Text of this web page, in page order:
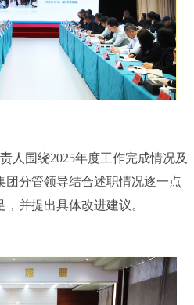
围绕2025年度工作完成情况及
团分管领导结合述职情况逐一点
并提出具体改进建议。